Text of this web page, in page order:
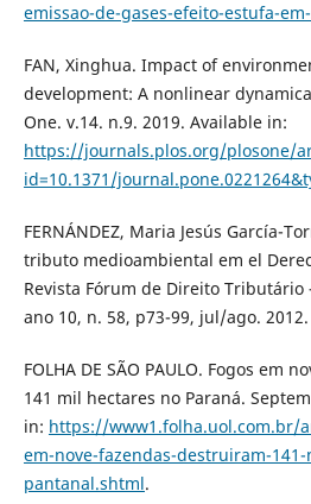
emissao-de-gases-efeito-estufa-
FAN, Xinghua. Impact of
development: A nonlinear
One. v.14. n.9. 2019. Available in:
https://journals.plos.org/plosone/
id=10.1371/
FERNÁNDEZ, Maria Jesús García-
tributo medioambiental em el
Revista Fórum de Direito Tributário
ano 10, n. 58, p73-99, jul/ago. 2012.
FOLHA DE SÃO PAULO. Fogos em
141 mil hectares no Paraná.
in: https://www1.folha.uol.com.br/
em-nove-fazendas-destruiram-
pantanal.shtml.